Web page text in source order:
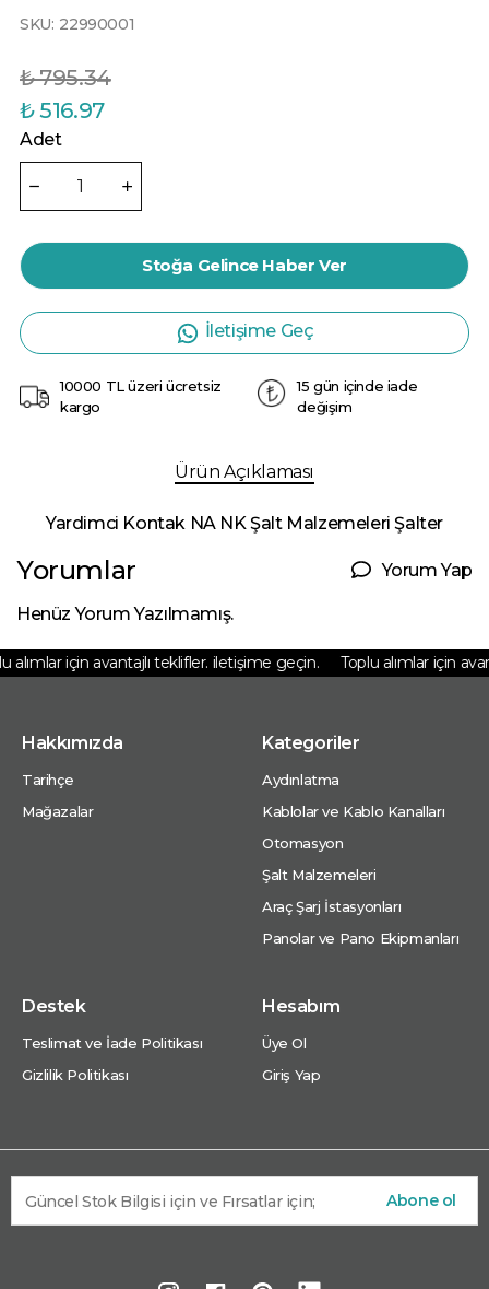
SKU: 22990001
₺ 795.34
₺ 516.97
Adet
Stoğa Gelince Haber Ver
İletişime Geç
10000 TL üzeri ücretsiz
kargo
15 gün içinde iade
değişim
Ürün Açıklaması
Yardimci Kontak NA NK Şalt Malzemeleri Şalter
Yorumlar Yorum Yap
Henüz Yorum Yazılmamış.
alımlar için avantajlı teklifler. iletişime geçin. Toplu alımlar için
Hakkımızda
Tarihçe
Mağazalar
Kategoriler
Aydınlatma
Kablolar ve Kablo Kanalları
Otomasyon
Şalt Malzemeleri
Araç Şarj İstasyonları
Panolar ve Pano Ekipmanları
Destek
Teslimat ve İade Politikası
Gizlilik Politikası
Hesabım
Üye Ol
Giriş Yap
Abone ol